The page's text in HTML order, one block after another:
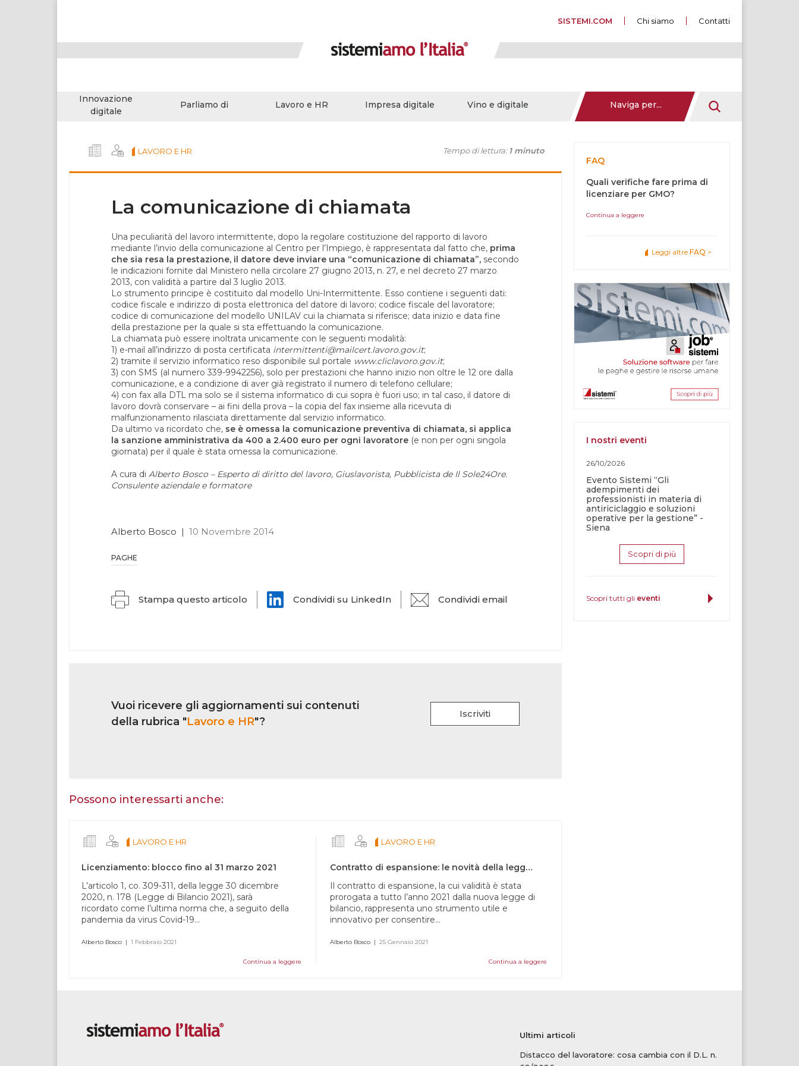
SISTEMI.COM Chi siamo Contatti
Innovazione
digitale
Parliamo di Lavoro e HR Impresa digitale Vino e digitale Naviga per...
LAVORO E HR Tempo di lettura: 1 minuto
La comunicazione di chiamata
Una peculiarità del lavoro intermittente, dopo la regolare costituzione del rapporto di lavoro
mediante l’invio della comunicazione al Centro per l’Impiego, è rappresentata dal fatto che, prima
che sia resa la prestazione, il datore deve inviare una “comunicazione di chiamata”, secondo
le indicazioni fornite dal Ministero nella circolare 27 giugno 2013, n. 27, e nel decreto 27 marzo
2013, con validità a partire dal 3 luglio 2013.
Lo strumento principe è costituito dal modello Uni-Intermittente. Esso contiene i seguenti dati:
codice fiscale e indirizzo di posta elettronica del datore di lavoro; codice fiscale del lavoratore;
codice di comunicazione del modello UNILAV cui la chiamata si riferisce; data inizio e data fine
della prestazione per la quale si sta effettuando la comunicazione.
La chiamata può essere inoltrata unicamente con le seguenti modalità:
1) e-mail all’indirizzo di posta certificata intermittenti@mailcert.lavoro.gov.it;
2) tramite il servizio informatico reso disponibile sul portale www.cliclavoro.gov.it;
3) con SMS (al numero 339-9942256), solo per prestazioni che hanno inizio non oltre le 12 ore dalla
comunicazione, e a condizione di aver già registrato il numero di telefono cellulare;
4) con fax alla DTL ma solo se il sistema informatico di cui sopra è fuori uso; in tal caso, il datore di
lavoro dovrà conservare – ai fini della prova – la copia del fax insieme alla ricevuta di
malfunzionamento rilasciata direttamente dal servizio informatico.
Da ultimo va ricordato che, se è omessa la comunicazione preventiva di chiamata, si applica
la sanzione amministrativa da 400 a 2.400 euro per ogni lavoratore (e non per ogni singola
giornata) per il quale è stata omessa la comunicazione.
A cura di Alberto Bosco – Esperto di diritto del lavoro, Giuslavorista, Pubblicista de Il Sole24Ore.
Consulente aziendale e formatore
Alberto Bosco | 10 Novembre 2014
PAGHE
Stampa questo articolo Condividi su LinkedIn Condividi email
Vuoi ricevere gli aggiornamenti sui contenuti
della rubrica "Lavoro e HR"?
Iscriviti
essere
questo
campo
Possono interessarti anche:
LAVORO E HR
Licenziamento: blocco fino al 31 marzo 2021
L’articolo 1, co. 309-311, della legge 30 dicembre
2020, n. 178 (Legge di Bilancio 2021), sarà
ricordato come l’ultima norma che, a seguito della
pandemia da virus Covid-19...
Alberto Bosco | 1 Febbraio 2021
Continua a leggere
LAVORO E HR
Contratto di espansione: le novità della legge di bilancio 2021
Il contratto di espansione, la cui validità è stata
prorogata a tutto l’anno 2021 dalla nuova legge di
bilancio, rappresenta uno strumento utile e
innovativo per consentire...
Alberto Bosco| 25 Gennaio 2021
Continua a leggere
FAQ
Quali verifiche fare prima di
licenziare per GMO?
Continua a leggere
Leggi altre FAQ >
I nostri eventi
26/10/2026
Evento Sistemi “Gli
adempimenti dei
professionisti in materia di
antiriciclaggio e soluzioni
operative per la gestione” -
Siena
Scopri di più
Scopri tutti gli eventi
Ultimi articoli
Distacco del lavoratore: cosa cambia con il D.L. n.